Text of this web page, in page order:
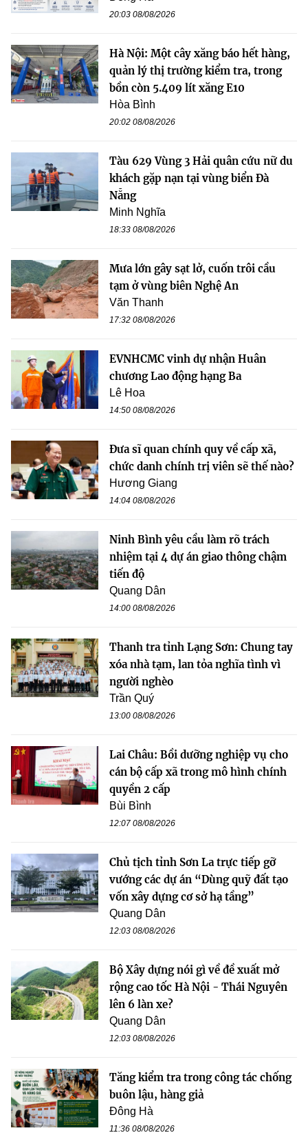
20:03 08/08/2026
Hà Nội: Một cây xăng báo hết hàng,
quản lý thị trường kiểm tra, trong
bồn còn 5.409 lít xăng E10
Hòa Bình
20:02 08/08/2026
Tàu 629 Vùng 3 Hải quân cứu nữ du
khách gặp nạn tại vùng biển Đà
Nẵng
Minh Nghĩa
18:33 08/08/2026
Mưa lớn gây sạt lở, cuốn trôi cầu
tạm ở vùng biên Nghệ An
Văn Thanh
17:32 08/08/2026
EVNHCMC vinh dự nhận Huân
chương Lao động hạng Ba
Lê Hoa
14:50 08/08/2026
Đưa sĩ quan chính quy về cấp xã,
chức danh chính trị viên sẽ thế nào?
Hương Giang
14:04 08/08/2026
Ninh Bình yêu cầu làm rõ trách
nhiệm tại 4 dự án giao thông chậm
tiến độ
Quang Dân
14:00 08/08/2026
Thanh tra tỉnh Lạng Sơn: Chung tay
xóa nhà tạm, lan tỏa nghĩa tình vì
người nghèo
Trần Quý
13:00 08/08/2026
Lai Châu: Bồi dưỡng nghiệp vụ cho
cán bộ cấp xã trong mô hình chính
quyền 2 cấp
Bùi Bình
12:07 08/08/2026
Chủ tịch tỉnh Sơn La trực tiếp gỡ
vướng các dự án “Dùng quỹ đất tạo
vốn xây dựng cơ sở hạ tầng”
Quang Dân
12:03 08/08/2026
Bộ Xây dựng nói gì về đề xuất mở
rộng cao tốc Hà Nội - Thái Nguyên
lên 6 làn xe?
Quang Dân
12:03 08/08/2026
Tăng kiểm tra trong công tác chống
buôn lậu, hàng giả
Đông Hà
11:36 08/08/2026